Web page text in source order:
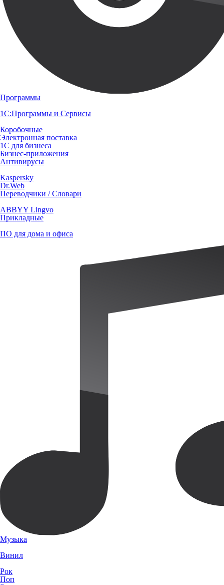
Программы
1С:Программы и Сервисы
Коробочные
Электронная поставка
1С для бизнеса
Бизнес-приложения
Антивирусы
Kaspersky
Dr.Web
Переводчики / Словари
ABBYY Lingvo
Прикладные
ПО для дома и офиса
Музыка
Винил
Рок
Поп